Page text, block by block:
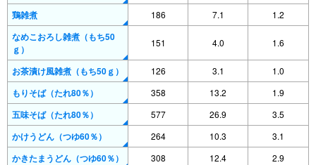
鶏雑煮 186 7.1 1.2
なめこおろし雑煮（もち50
ｇ）
151 4.0 1.6
お茶漬け風雑煮（もち50ｇ） 126 3.1 1.0
もりそば（たれ80％） 358 13.2 1.9
五味そば（たれ80％） 577 26.9 3.5
かけうどん（つゆ60％） 264 10.3 3.1
かきたまうどん（つゆ60％） 308 12.4 2.9